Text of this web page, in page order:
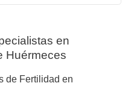
en
Huérmeces
de Fertilidad en